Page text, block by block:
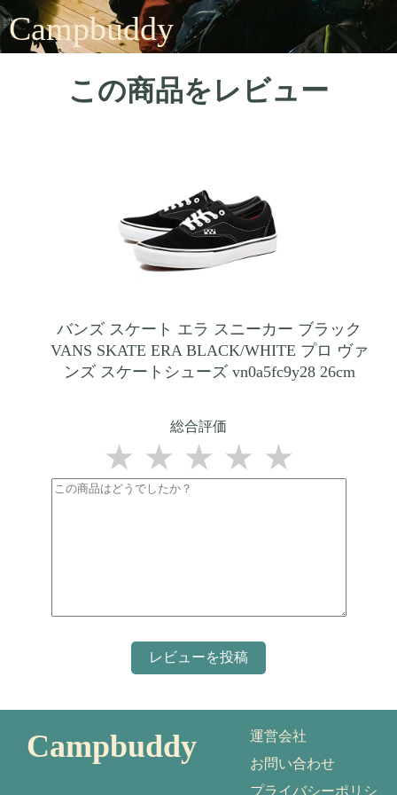
Campbuddy
この商品をレビュー
バンズ スケート エラ スニーカー ブラック
VANS SKATE ERA BLACK/WHITE プロ ヴァ
ンズ スケートシューズ vn0a5fc9y28 26cm
総合評価
★
★
★
★
★
Campbuddy
運営会社
お問い合わせ
プライバシーポリシ